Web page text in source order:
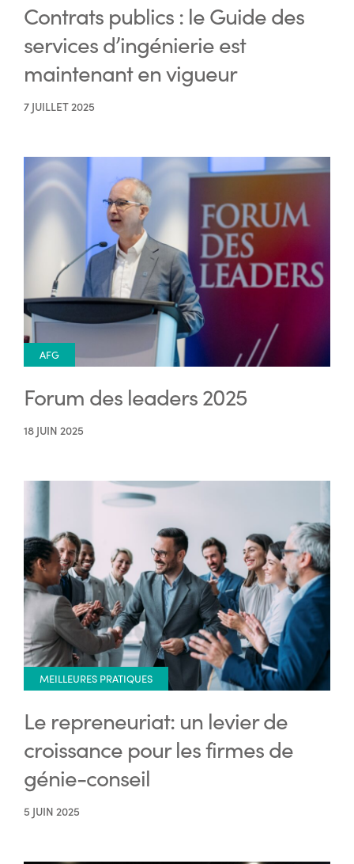
Contrats publics : le Guide des
services d’ingénierie est
maintenant en vigueur
7 JUILLET 2025
AFG
Forum des leaders 2025
18 JUIN 2025
MEILLEURES PRATIQUES
Le repreneuriat: un levier de
croissance pour les firmes de
génie-conseil
5 JUIN 2025